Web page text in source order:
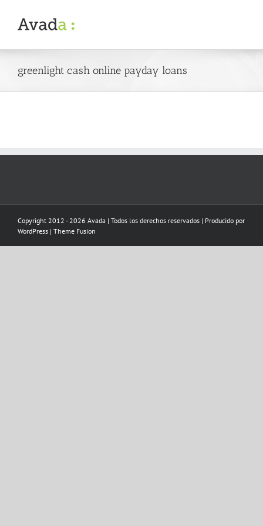
content
greenlight cash online payday loans
Copyright 2012 - 2026 Avada | Todos los derechos reservados | Producido por
WordPress | Theme Fusion